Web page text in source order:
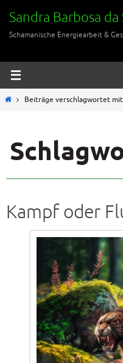
Inhalt
springen
Sandra Barbosa da
Schamanische Energiearbeit &
StartBeiträge verschlagwortet
Kampf oder